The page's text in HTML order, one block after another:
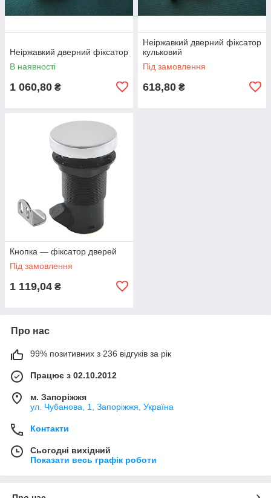
Неіржавкий дверний фіксатор
В наявності
1 060,80 ₴
Неіржавкий дверний фіксатор
кульковий
Під замовлення
618,80 ₴
Кнопка — фіксатор дверей
Під замовлення
1 119,04 ₴
Про нас
99% позитивних з 236 відгуків за рік
Працює з 02.10.2012
м. Запоріжжя
ул. Чубанова, 1, Запоріжжя, Україна
Контакти
Сьогодні вихідний
Показати весь графік роботи